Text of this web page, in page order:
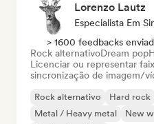
Lorenzo Lautz
Especialista Em
> 1600 feedbacks
Rock alternativoDream pop
Licenciar ou representar
sincronização de imagem/
Rock alternativo Hard rock
Metal / Heavy metal
New